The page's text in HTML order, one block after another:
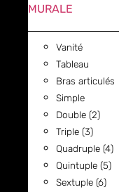
MURALE
Vanité
Tableau
Bras articulés
Simple
Double (2)
Triple (3)
Quadruple (4)
Quintuple (5)
Sextuple (6)